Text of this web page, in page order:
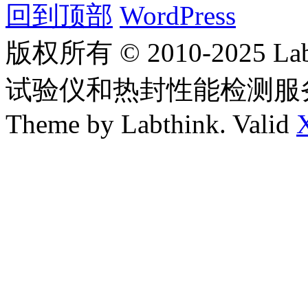
回到顶部 WordPress
版权所有 © 2010-2025
试验仪和热封性能检测
Theme by Labthink. Valid